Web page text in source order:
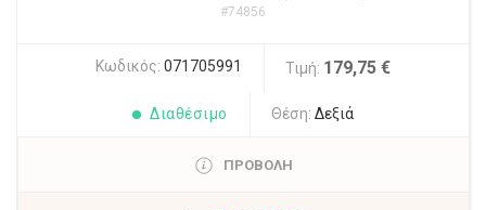
#74856
Κωδικός: 071705991 Τιμή: 179,75 €
Διαθέσιμο Θέση: Δεξιά
ΠΡΟΒΟΛΗ